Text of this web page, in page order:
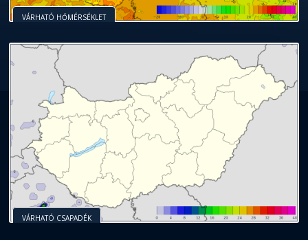
VÁRHATÓ HŐMÉRSÉKLET
VÁRHATÓ CSAPADÉK